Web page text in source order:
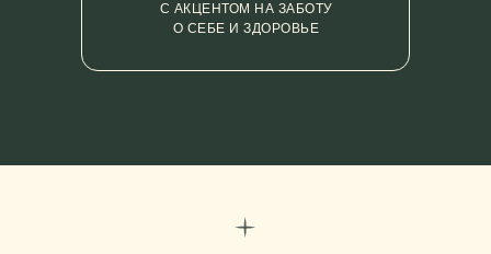
С АКЦЕНТОМ НА ЗАБОТУ
О СЕБЕ И ЗДОРОВЬЕ